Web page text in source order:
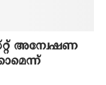
അന്വേഷണ